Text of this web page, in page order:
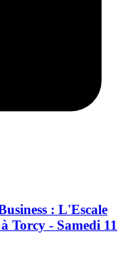
: L'Escale
Torcy - Samedi 11